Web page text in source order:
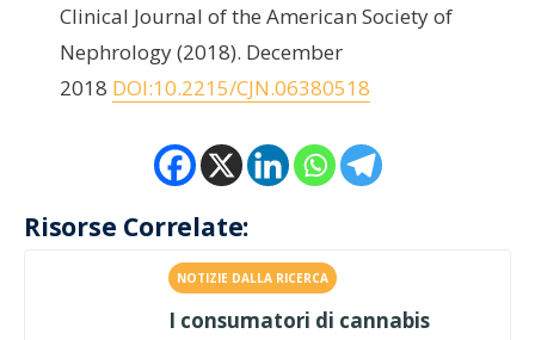
Clinical Journal of the American Society of
Nephrology (2018). December
2018 DOI:10.2215/CJN.06380518
Risorse Correlate:
NOTIZIE DALLA RICERCA
I consumatori di cannabis